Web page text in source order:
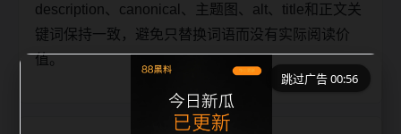
description、canonical、主题图、alt、title和正文关
键词保持一致，避免只替换词语而没有实际阅读价
值。
跳过广告 00:56